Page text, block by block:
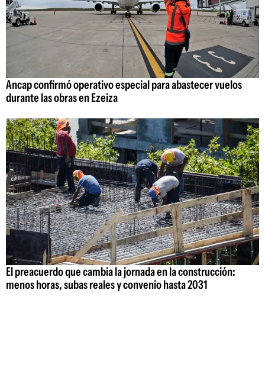
Ancap confirmó operativo especial para abastecer vuelos
durante las obras en Ezeiza
El preacuerdo que cambia la jornada en la construcción:
menos horas, subas reales y convenio hasta 2031